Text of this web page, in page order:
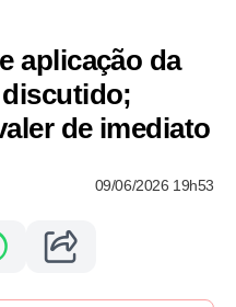
aplicação da
discutido;
de imediato
09/06/2026 19h53